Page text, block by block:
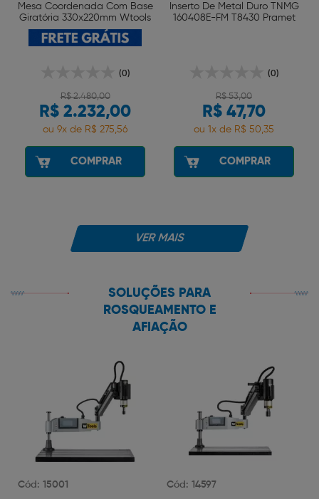
Mesa Coordenada Com Base
Giratória 330x220mm Wtools
(0)
R$ 2.480,00
R$ 2.232,00
ou 9x de R$ 275,56
COMPRAR
Inserto De Metal Duro TNMG
160408E-FM T8430 Pramet
(0)
R$ 53,00
R$ 47,70
ou 1x de R$ 50,35
COMPRAR
VER MAIS
SOLUÇÕES PARA
ROSQUEAMENTO E
AFIAÇÃO
Cód: 15001 Cód: 14597